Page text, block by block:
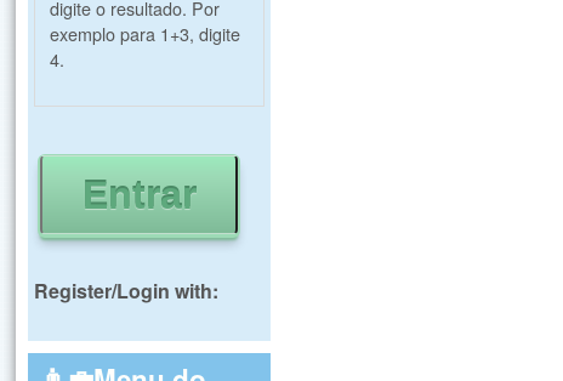
digite o resultado. Por
exemplo para 1+3, digite
4.
Register/Login with: